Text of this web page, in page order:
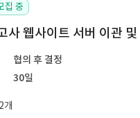
집 중
사 웹사이트 서버 이관 및
협의 후 결정
30일
개